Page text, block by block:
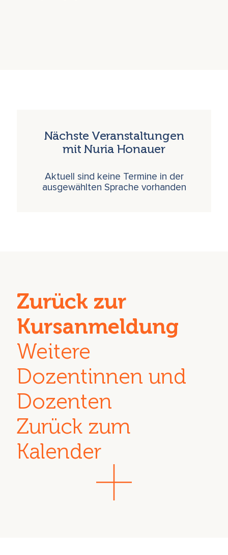
Nächste Veranstaltungen
mit Nuria Honauer
Aktuell sind keine Termine in der
ausgewählten Sprache vorhanden
Zurück zur
Kursanmeldung
Weitere
Dozentinnen und
Dozenten
Zurück zum
Kalender